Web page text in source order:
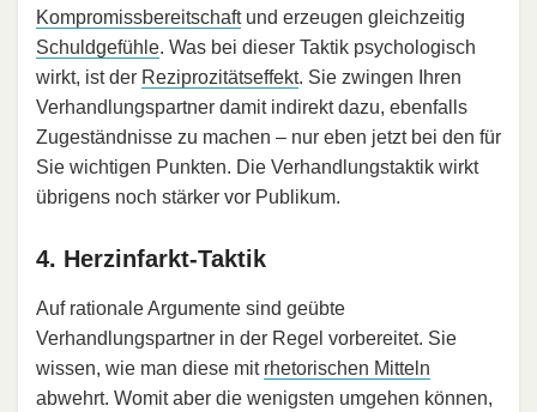
Kompromissbereitschaftund erzeugen gleichzeitig
Schuldgefühle. Was bei dieser Taktik psychologisch
wirkt, ist der Reziprozitätseffekt. Sie zwingen Ihren
Verhandlungspartner damit indirekt dazu, ebenfalls
Zugeständnisse zu machen – nur eben jetzt bei den für
Sie wichtigen Punkten. Die Verhandlungstaktik wirkt
übrigens noch stärker vor Publikum.
4. Herzinfarkt-Taktik
Auf rationale Argumente sind geübte
Verhandlungspartner in der Regel vorbereitet. Sie
wissen, wie man diese mit rhetorischen Mitteln
abwehrt. Womit aber die wenigsten umgehen können,